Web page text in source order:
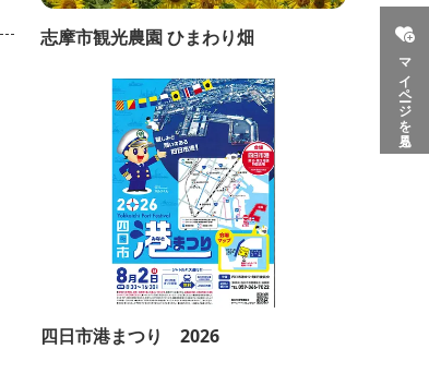
マイページを見る
志摩市観光農園 ひまわり畑
四日市港まつり 2026